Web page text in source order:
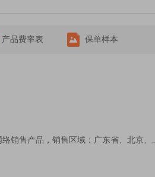
产品费率表 保单样本
销售产品，销售区域：广东省、北京、